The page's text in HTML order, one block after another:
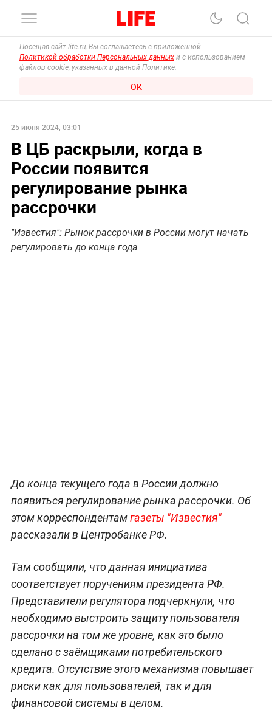
Посещая сайт life.ru, Вы соглашаетесь с приложенной
Политикой обработки Персональных данных и с использованием
файлов cookie, указанных в данной Политике.
ОК
25 июня 2024, 03:01
В ЦБ раскрыли, когда в
России появится
регулирование рынка
рассрочки
"Известия": Рынок рассрочки в России могут начать
регулировать до конца года
До конца текущего года в России должно
появиться регулирование рынка рассрочки. Об
этом корреспондентамгазеты "Известия"
рассказали в Центробанке РФ.
Там сообщили, что данная инициатива
соответствует поручениям президента РФ.
Представители регулятора подчеркнули, что
необходимо выстроить защиту пользователя
рассрочки на том же уровне, как это было
сделано с заёмщиками потребительского
кредита. Отсутствие этого механизма повышает
риски как для пользователей, так и для
финансовой системы в целом.